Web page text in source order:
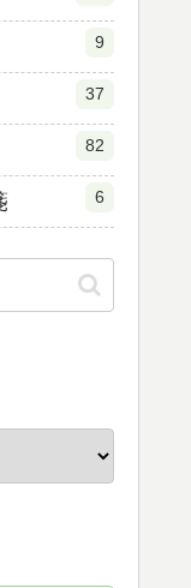
9
37
82
6